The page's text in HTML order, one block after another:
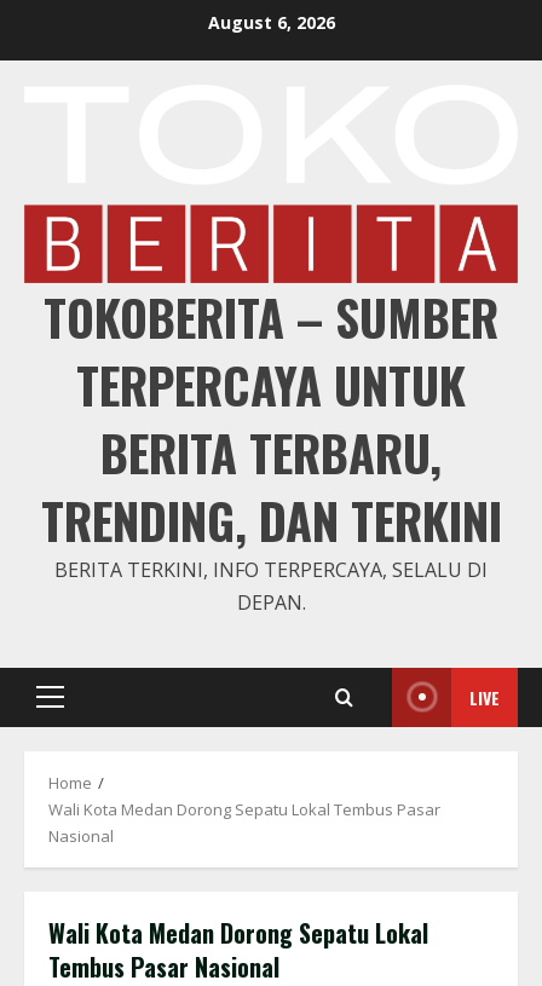
August 6, 2026
TOKOBERITA – SUMBER
TERPERCAYA UNTUK
BERITA TERBARU,
TRENDING, DAN TERKINI
BERITA TERKINI, INFO TERPERCAYA, SELALU DI
DEPAN.
Primary
LIVE
Home
Wali Kota Medan Dorong Sepatu Lokal Tembus Pasar
Nasional
Wali Kota Medan Dorong Sepatu Lokal
Tembus Pasar Nasional